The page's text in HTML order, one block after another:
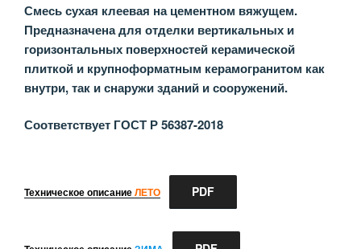
Смесь сухая клеевая на цементном вяжущем.
Предназначена для отделки вертикальных и
горизонтальных поверхностей керамической
плиткой и крупноформатным керамогранитом как
внутри, так и снаружи зданий и сооружений.
Соответствует ГОСТ Р 56387-2018
Техническое описаниеЛЕТО PDF